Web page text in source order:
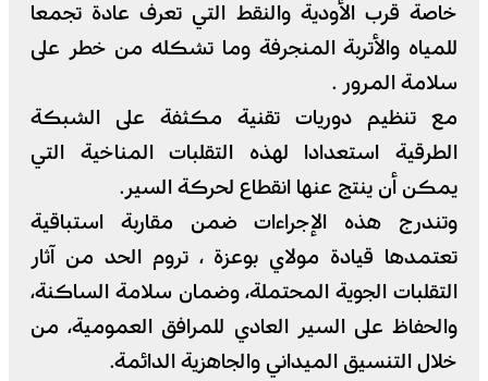
خاصة قرب الأودية والنقط التي تعرف عادة تجمعا
للمياه والأتربة المنجرفة وما تشكله من خطر على
سلامة المرور .
مع تنظيم دوريات تقنية مكثفة على الشبكة
الطرقية استعدادا لهذه التقلبات المناخية التي
يمكن أن ينتج عنها انقطاع لحركة السير.
وتندرج هذه الإجراءات ضمن مقاربة استباقية
تعتمدها قيادة مولاي بوعزة ، تروم الحد من آثار
التقلبات الجوية المحتملة، وضمان سلامة الساكنة،
والحفاظ على السير العادي للمرافق العمومية، من
خلال التنسيق الميداني والجاهزية الدائمة.